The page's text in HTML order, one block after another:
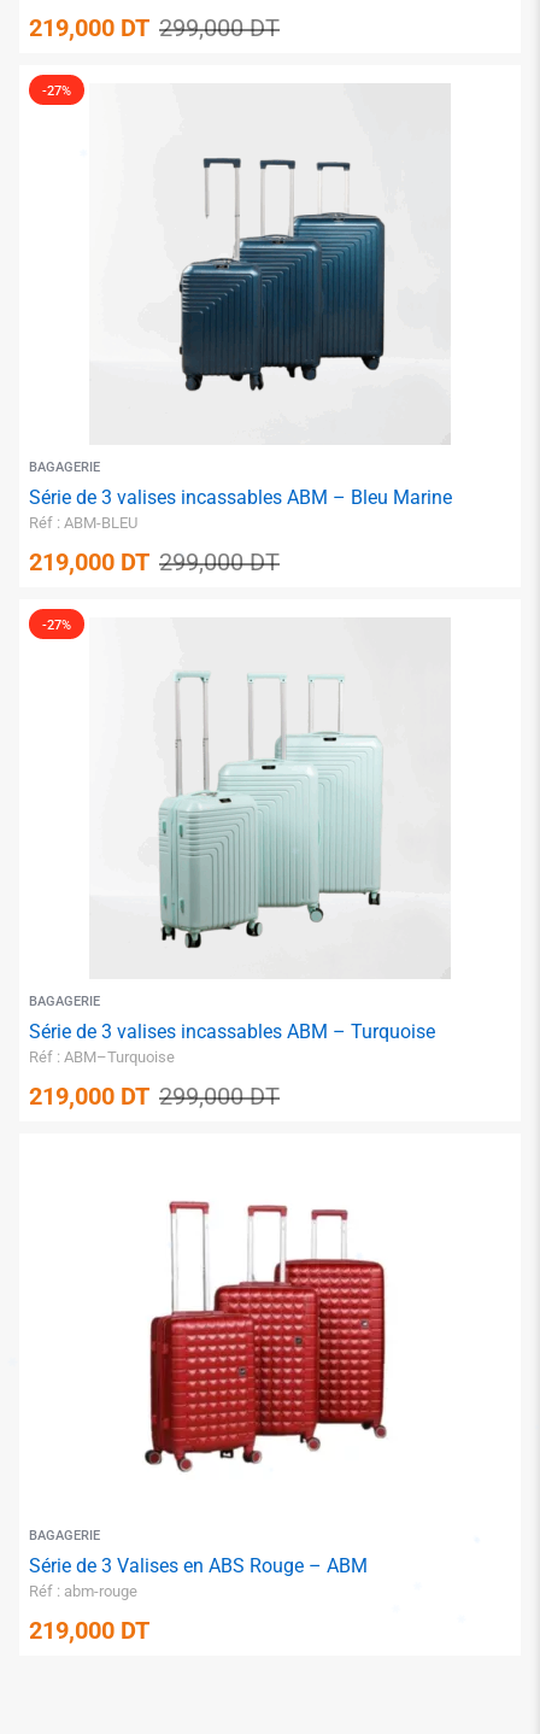
299,000DT
219,000 DT
-27%
BAGAGERIE
Série de 3 valises incassables ABM – Bleu Marine
Réf : ABM-BLEU
299,000DT
219,000 DT
-27%
BAGAGERIE
Série de 3 valises incassables ABM – Turquoise
Réf : ABM–Turquoise
299,000DT
219,000 DT
BAGAGERIE
Série de 3 Valises en ABS Rouge – ABM
Réf : abm-rouge
219,000 DT
✱